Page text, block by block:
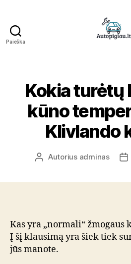
Paieška
Kokia turėtų
kūno
Klivlando
ĮrašoAutorius adminas
Kas yra „normali“ žmogaus
Į šį klausimą yra šiek tiek
jūs manote.